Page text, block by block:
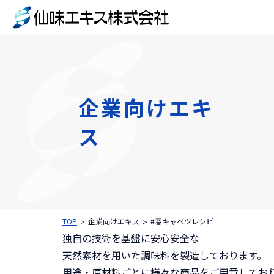
企業向けエキ
ス
TOP 企業向けエキス #春キャベツレシピ
独自の技術を基盤に安心安全な
天然素材を用いた調味料を製造しております。